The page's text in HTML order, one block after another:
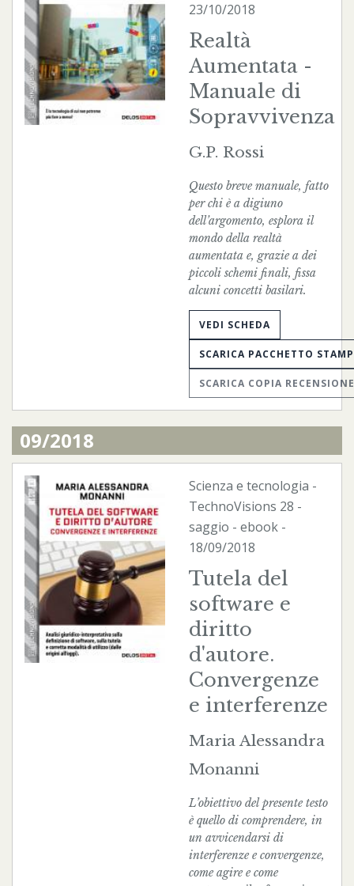
23/10/2018
Realtà
Aumentata -
Manuale di
Sopravvivenza
G.P. Rossi
Questo breve manuale, fatto
per chi è a digiuno
dell’argomento, esplora il
mondo della realtà
aumentata e, grazie a dei
piccoli schemi finali, fissa
alcuni concetti basilari.
VEDI SCHEDA
SCARICA PACCHETTO
SCARICA COPIA RECENSIONE
09/2018
Scienza e tecnologia -
TechnoVisions 28 -
saggio - ebook -
18/09/2018
Tutela del
software e
diritto
d'autore.
Convergenze
e interferenze
Maria Alessandra
Monanni
L’obiettivo del presente testo
è quello di comprendere, in
un avvicendarsi di
interferenze e convergenze,
come agire e come